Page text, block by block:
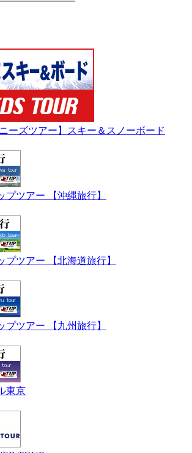
ーズツアー】スキー＆スノーボード
プツアー 【沖縄旅行】
プツアー 【北海道旅行】
プツアー 【九州旅行】
東京